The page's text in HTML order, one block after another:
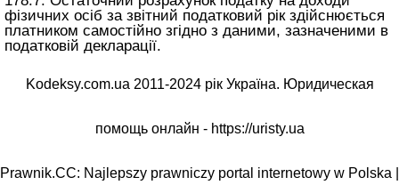
фізичних осіб за звітний податковий рік здійснюється
платником самостійно згідно з даними, зазначеними в
податковій декларації.
Kodeksy.com.ua 2011-2024 рік Україна. Юридическая
помощь онлайн - https://uristy.ua
Prawnik.CC: Najlepszy prawniczy portal internetowy w Polska |